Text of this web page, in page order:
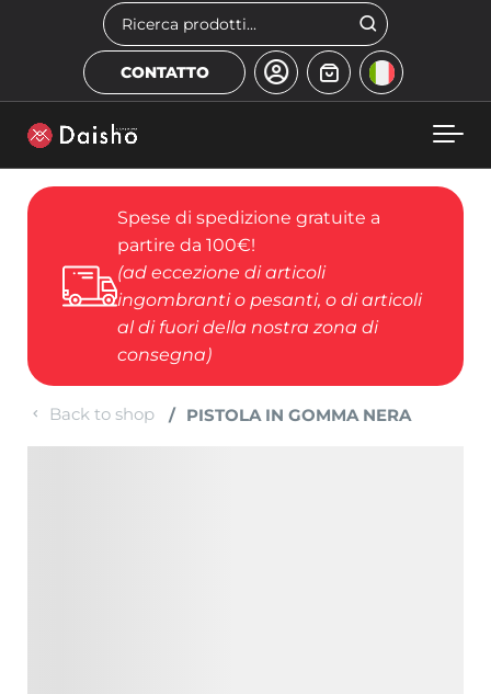
Skip to main content Cerca
CONTATTO
Spese di spedizione gratuite a
partire da 100€!
(ad eccezione di articoli
ingombranti o pesanti, o di articoli
al di fuori della nostra zona di
consegna)
Back to shop PISTOLA IN GOMMA NERA